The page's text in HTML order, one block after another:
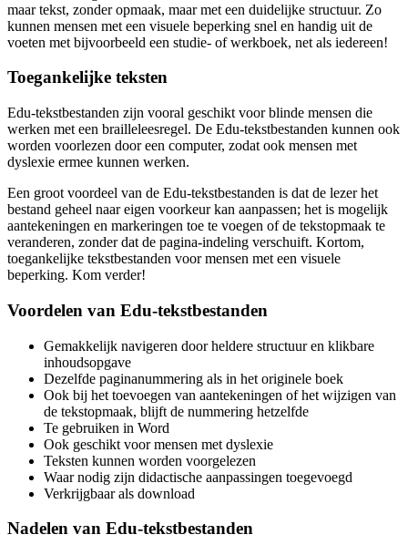
maar tekst, zonder opmaak, maar met een duidelijke structuur. Zo
kunnen mensen met een visuele beperking snel en handig uit de
voeten met bijvoorbeeld een studie- of werkboek, net als iedereen!
Toegankelijke teksten
Edu-tekstbestanden zijn vooral geschikt voor blinde mensen die
werken met een brailleleesregel. De Edu-tekstbestanden kunnen ook
worden voorlezen door een computer, zodat ook mensen met
dyslexie ermee kunnen werken.
Een groot voordeel van de Edu-tekstbestanden is dat de lezer het
bestand geheel naar eigen voorkeur kan aanpassen; het is mogelijk
aantekeningen en markeringen toe te voegen of de tekstopmaak te
veranderen, zonder dat de pagina-indeling verschuift. Kortom,
toegankelijke tekstbestanden voor mensen met een visuele
beperking. Kom verder!
Voordelen van Edu-tekstbestanden
Gemakkelijk navigeren door heldere structuur en klikbare
inhoudsopgave
Dezelfde paginanummering als in het originele boek
Ook bij het toevoegen van aantekeningen of het wijzigen van
de tekstopmaak, blijft de nummering hetzelfde
Te gebruiken in Word
Ook geschikt voor mensen met dyslexie
Teksten kunnen worden voorgelezen
Waar nodig zijn didactische aanpassingen toegevoegd
Verkrijgbaar als download
Nadelen van Edu-tekstbestanden